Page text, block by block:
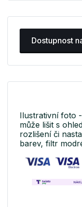
Dostupnost
Ilustrativní foto
může lišit s
rozlišení či
barev, filtr